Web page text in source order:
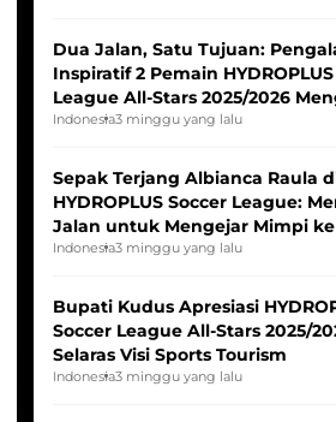
Dua Jalan, Satu Tujuan:
Inspiratif 2 Pemain
League All-Stars 2025/2026
Seleksi Timnas Indonesia Putri
Indonesia3 minggu yang lalu
Sepak Terjang Albianca Raula
HYDROPLUS Soccer League:
Jalan untuk Mengejar Mimpi
Indonesia Putri
Indonesia3 minggu yang lalu
Bupati Kudus Apresiasi
Soccer League All-Stars 2025/
Selaras Visi Sports Tourism
Indonesia3 minggu yang lalu